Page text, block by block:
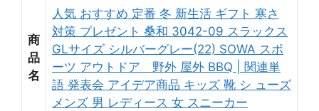
商
品
名
人気 おすすめ 定番 冬 新生活 ギフト 寒さ
対策 プレゼント 桑和 3042-09 スラックス
GLサイズ シルバーグレー(22) SOWA スポ
ーツ アウトドア 野外 屋外 BBQ | 関連単
語 発表会 アイデア商品 キッズ 靴 シ ューズ
メンズ 男 レディース 女 スニーカー